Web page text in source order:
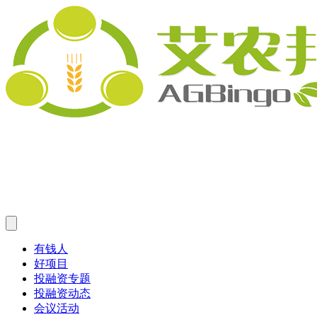
有钱人
好项目
投融资专题
投融资动态
会议活动